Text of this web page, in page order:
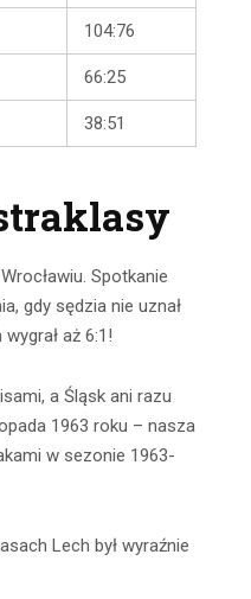
104:76
66:25
38:51
Spotkanie
gdy sędzia nie uznał
aż 6:1!
a Śląsk ani razu
1963 roku – nasza
w sezonie 1963-
Lech był wyraźnie